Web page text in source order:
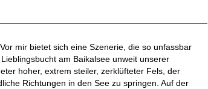
mir bietet sich eine Szenerie, die so unfassbar
am Baikalsee unweit unserer
hoher, extrem steiler, zerklüfteter Fels, der
Richtungen in den See zu springen. Auf der